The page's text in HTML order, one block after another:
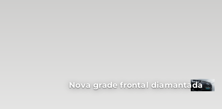
Nova grade frontal diamantada